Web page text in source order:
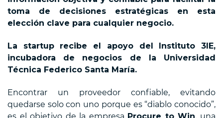
toma de decisiones estratégicas en esta
elección clave para cualquier negocio.
La startup recibe el apoyo del Instituto 3IE,
incubadora de negocios de la Universidad
Técnica Federico Santa María.
Encontrar un proveedor confiable, evitando
quedarse solo con uno porque es “diablo conocido”,
es el objetivo de la empresa Procure to Win, una